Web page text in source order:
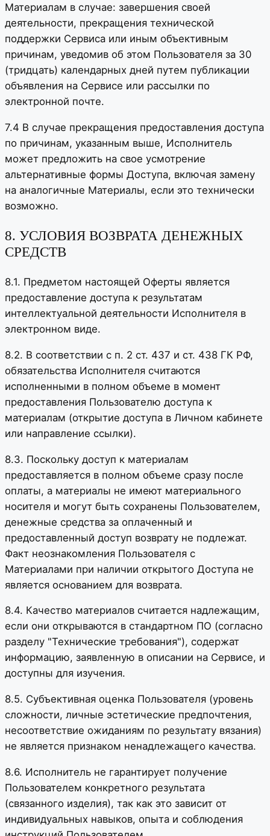
Материалам в случае: завершения своей
деятельности, прекращения технической
поддержки Сервиса или иным объективным
причинам, уведомив об этом Пользователя за 30
(тридцать) календарных дней путем публикации
объявления на Сервисе или рассылки по
электронной почте.
7.4 В случае прекращения предоставления доступа
по причинам, указанным выше, Исполнитель
может предложить на свое усмотрение
альтернативные формы Доступа, включая замену
на аналогичные Материалы, если это технически
возможно.
8. УСЛОВИЯ ВОЗВРАТА ДЕНЕЖНЫХ
СРЕДСТВ
8.1. Предметом настоящей Оферты является
предоставление доступа к результатам
интеллектуальной деятельности Исполнителя в
электронном виде.
8.2. В соответствии с п. 2 ст. 437 и ст. 438 ГК РФ,
обязательства Исполнителя считаются
исполненными в полном объеме в момент
предоставления Пользователю доступа к
материалам (открытие доступа в Личном кабинете
или направление ссылки).
8.3. Поскольку доступ к материалам
предоставляется в полном объеме сразу после
оплаты, а материалы не имеют материального
носителя и могут быть сохранены Пользователем,
денежные средства за оплаченный и
предоставленный доступ возврату не подлежат.
Факт неознакомления Пользователя с
Материалами при наличии открытого Доступа не
является основанием для возврата.
8.4. Качество материалов считается надлежащим,
если они открываются в стандартном ПО (согласно
разделу "Технические требования"), содержат
информацию, заявленную в описании на Сервисе, и
доступны для изучения.
8.5. Субъективная оценка Пользователя (уровень
сложности, личные эстетические предпочтения,
несоответствие ожиданиям по результату вязания)
не является признаком ненадлежащего качества.
8.6. Исполнитель не гарантирует получение
Пользователем конкретного результата
(связанного изделия), так как это зависит от
индивидуальных навыков, опыта и соблюдения